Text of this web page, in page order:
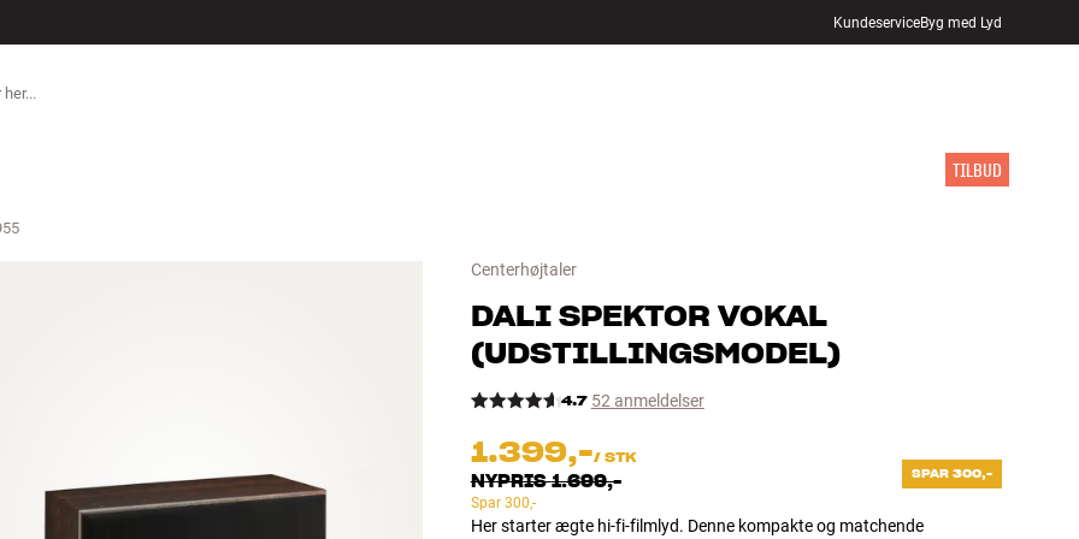
KundeserviceByg med Lyd
TILBUD
Centerhøjtaler
DALI SPEKTOR VOKAL
(UDSTILLINGSMODEL)
4.7 52 anmeldelser
1.399,-/ STK
NYPRIS1.699,-
Spar 300,-
SPAR 300,-
Her starter ægte hi-fi-filmlyd. Denne kompakte og matchende